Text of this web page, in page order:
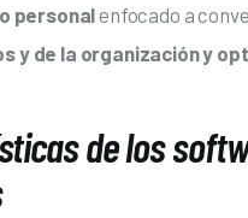
personal enfocado a
y de la organización y
de los